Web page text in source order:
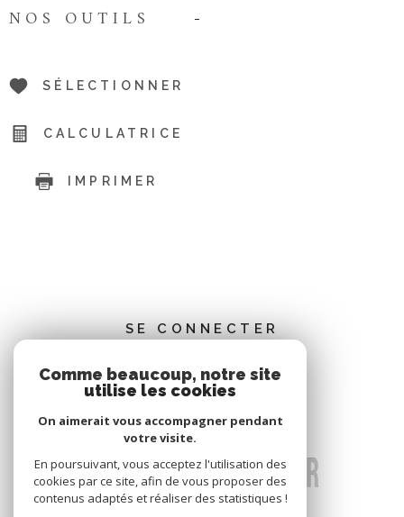
NOS OUTILS
SÉLECTIONNER
CALCULATRICE
IMPRIMER
SE CONNECTER
ESPACE PROPRIÉTAIRE
Comme beaucoup, notre site
utilise les cookies
On aimerait vous accompagner pendant
votre visite.
En poursuivant, vous acceptez l'utilisation des
cookies par ce site, afin de vous proposer des
contenus adaptés et réaliser des statistiques !